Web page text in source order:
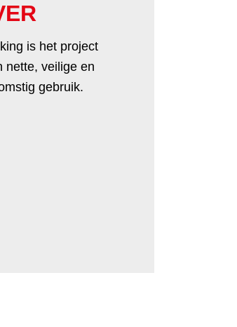
is het project
nette, veilige en
gebruik.